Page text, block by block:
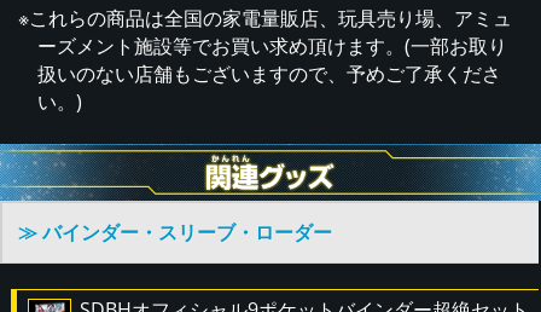
※これらの商品は全国の家電量販店、玩具売り場、アミュ
ーズメント施設等でお買い求め頂けます。(一部お取り
扱いのない店舗もございますので、予めご了承くださ
い。)
≫ バインダー・スリーブ・ローダー